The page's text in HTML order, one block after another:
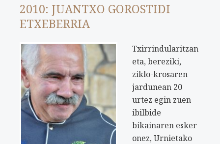
2010: JUANTXO GOROSTIDI
ETXEBERRIA
Txirrindularitzan
eta, bereziki,
ziklo-krosaren
jardunean 20
urtez egin zuen
ibilbide
bikainaren esker
onez, Urnietako